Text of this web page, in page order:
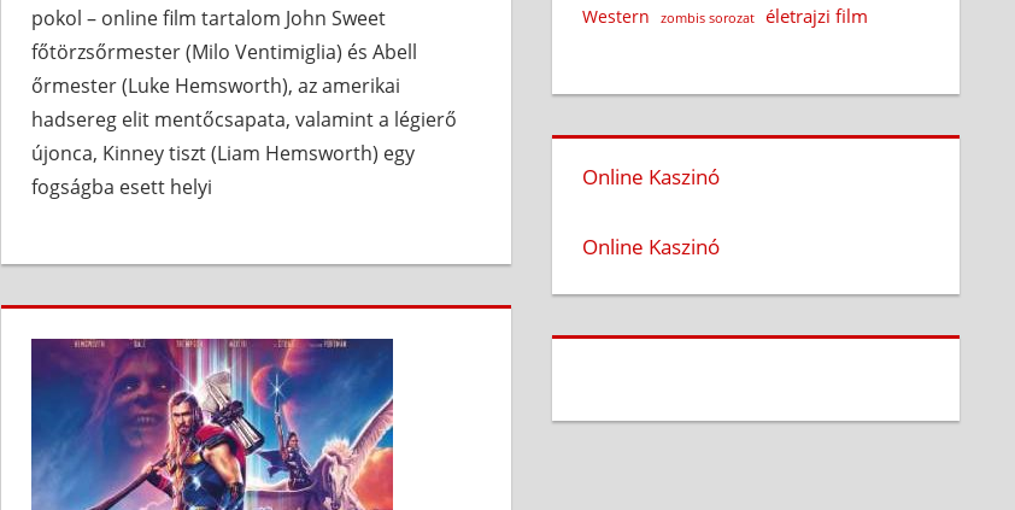
pokol – online film tartalom John Sweet
főtörzsőrmester (Milo Ventimiglia) és Abell
őrmester (Luke Hemsworth), az amerikai
hadsereg elit mentőcsapata, valamint a légierő
újonca, Kinney tiszt (Liam Hemsworth) egy
fogságba esett helyi
Western zombis sorozat életrajzi film
Online Kaszinó
Online Kaszinó